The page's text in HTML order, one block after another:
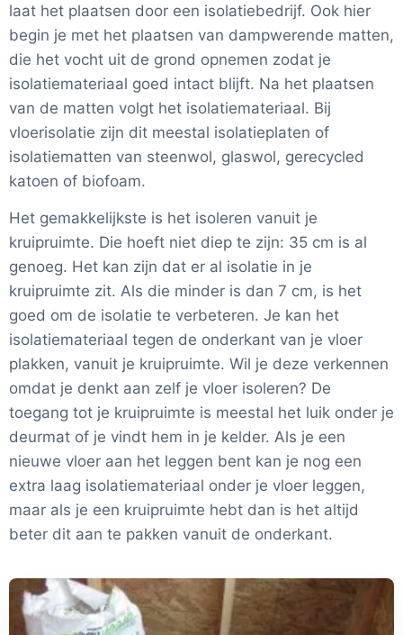
laat het plaatsen door een isolatiebedrijf. Ook hier
begin je met het plaatsen van dampwerende matten,
die het vocht uit de grond opnemen zodat je
isolatiemateriaal goed intact blijft. Na het plaatsen
van de matten volgt het isolatiemateriaal. Bij
vloerisolatie zijn dit meestal isolatieplaten of
isolatiematten van steenwol, glaswol, gerecycled
katoen of biofoam.
Het gemakkelijkste is het isoleren vanuit je
kruipruimte. Die hoeft niet diep te zijn: 35 cm is al
genoeg. Het kan zijn dat er al isolatie in je
kruipruimte zit. Als die minder is dan 7 cm, is het
goed om de isolatie te verbeteren. Je kan het
isolatiemateriaal tegen de onderkant van je vloer
plakken, vanuit je kruipruimte. Wil je deze verkennen
omdat je denkt aan zelf je vloer isoleren? De
toegang tot je kruipruimte is meestal het luik onder je
deurmat of je vindt hem in je kelder. Als je een
nieuwe vloer aan het leggen bent kan je nog een
extra laag isolatiemateriaal onder je vloer leggen,
maar als je een kruipruimte hebt dan is het altijd
beter dit aan te pakken vanuit de onderkant.